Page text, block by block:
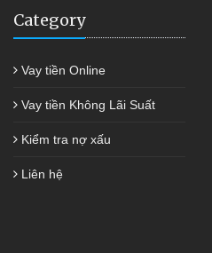
Category
Vay tiền Online
Vay tiền Không Lãi Suất
Kiểm tra nợ xấu
Liên hệ